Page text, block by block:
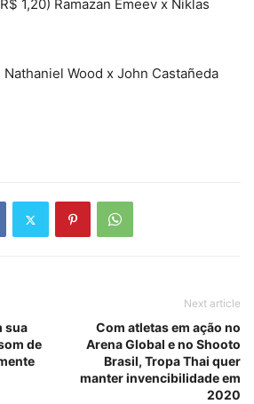
1,20) Ramazan Emeev x Niklas
Nathaniel Wood x John Castañeda
sua
de
Next article
Com atletas em ação no
Arena Global e no Shooto
Brasil, Tropa Thai quer
manter invencibilidade em
2020